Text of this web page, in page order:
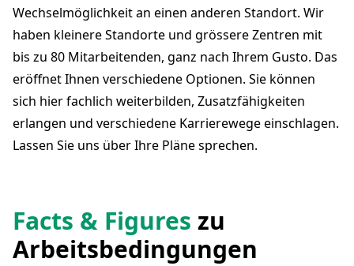
Wechselmöglichkeit an einen anderen Standort. Wir
haben kleinere Standorte und grössere Zentren mit
bis zu 80 Mitarbeitenden, ganz nach Ihrem Gusto. Das
eröffnet Ihnen verschiedene Optionen. Sie können
sich hier fachlich weiterbilden, Zusatzfähigkeiten
erlangen und verschiedene Karrierewege einschlagen.
Lassen Sie uns über Ihre Pläne sprechen.
Facts & Figures zu
Arbeitsbedingungen